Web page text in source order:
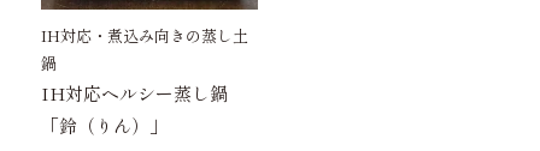
IH対応・煮込み向きの蒸し土
鍋
IH対応ヘルシー蒸し鍋
「鈴（りん）」